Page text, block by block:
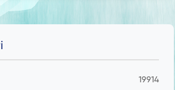
19914